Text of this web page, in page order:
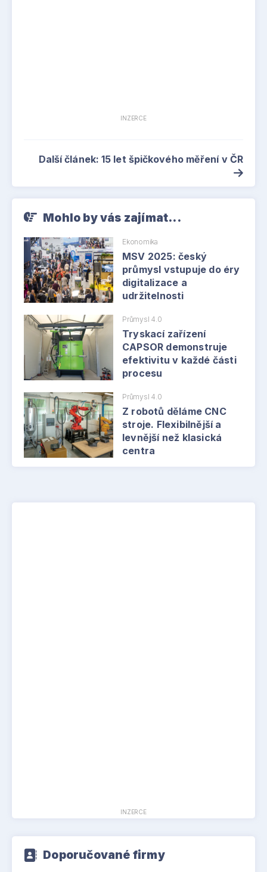
INZERCE
Další článek: 15 let špičkového měření v ČR
Mohlo by vás zajímat...
Ekonomika
MSV 2025: český
průmysl vstupuje do éry
digitalizace a
udržitelnosti
Průmysl 4.0
Tryskací zařízení
CAPSOR demonstruje
efektivitu v každé části
procesu
Průmysl 4.0
Z robotů děláme CNC
stroje. Flexibilnější a
levnější než klasická
centra
INZERCE
Doporučované firmy